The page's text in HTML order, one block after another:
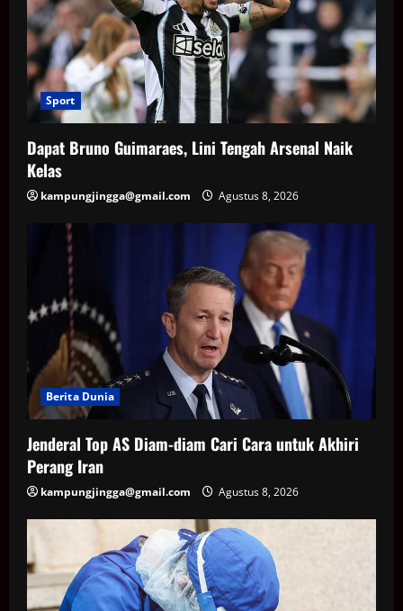
Sport
Dapat Bruno Guimaraes, Lini Tengah Arsenal Naik
Kelas
kampungjingga@gmail.com Agustus 8, 2026
Berita Dunia
Jenderal Top AS Diam-diam Cari Cara untuk Akhiri
Perang Iran
kampungjingga@gmail.com Agustus 8, 2026